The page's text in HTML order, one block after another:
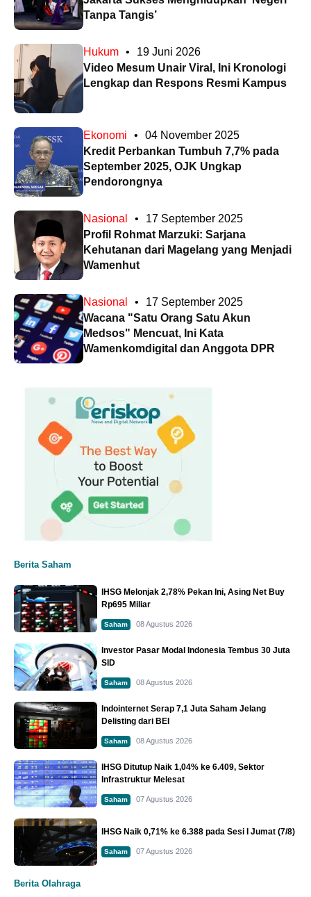
Tanpa Tangis’
Hukum •
19 Juni 2026
Video Mesum Unair Viral, Ini Kronologi
Lengkap dan Respons Resmi Kampus
Ekonomi •
04 November 2025
Kredit Perbankan Tumbuh 7,7% pada
September 2025, OJK Ungkap
Pendorongnya
Nasional •
17 September 2025
Profil Rohmat Marzuki: Sarjana
Kehutanan dari Magelang yang Menjadi
Wamenhut
Nasional •
17 September 2025
Wacana "Satu Orang Satu Akun
Medsos" Mencuat, Ini Kata
Wamenkomdigital dan Anggota DPR
Berita Saham
IHSG Melonjak 2,78% Pekan Ini, Asing Net Buy
Rp695 Miliar
Saham 08 Agustus 2026
Investor Pasar Modal Indonesia Tembus 30 Juta
SID
Saham 08 Agustus 2026
Indointernet Serap 7,1 Juta Saham Jelang
Delisting dari BEI
Saham 08 Agustus 2026
IHSG Ditutup Naik 1,04% ke 6.409, Sektor
Infrastruktur Melesat
Saham 07 Agustus 2026
IHSG Naik 0,71% ke 6.388 pada Sesi I Jumat (7/8)
Saham 07 Agustus 2026
Berita Olahraga